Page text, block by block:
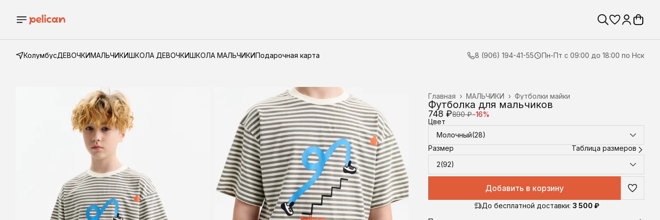
КолумбусДЕВОЧКИМАЛЬЧИКИШКОЛА ДЕВОЧКИШКОЛА МАЛЬЧИКИПодарочная карта 8 (906) 194-41-55 Пн-Пт с 09:00 до 18:00 по Нск
Футболки майки
МАЛЬЧИКИ ›
Главная ›
Футболка для мальчиков
748 ₽890 ₽−16%
Цвет
Молочный(28)
Размер
Таблица размеров
2(92)
Добавить в корзину
До бесплатной доставки: 3 500 ₽